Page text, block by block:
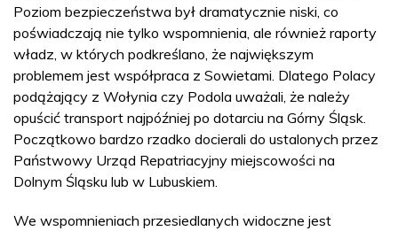
Poziom bezpieczeństwa był dramatycznie niski, co
poświadczają nie tylko wspomnienia, ale również raporty
władz, w których podkreślano, że największym
problemem jest współpraca z Sowietami. Dlatego Polacy
podążający z Wołynia czy Podola uważali, że należy
opuścić transport najpóźniej po dotarciu na Górny Śląsk.
Początkowo bardzo rzadko docierali do ustalonych przez
Państwowy Urząd Repatriacyjny miejscowości na
Dolnym Śląsku lub w Lubuskiem.
We wspomnieniach przesiedlanych widoczne jest